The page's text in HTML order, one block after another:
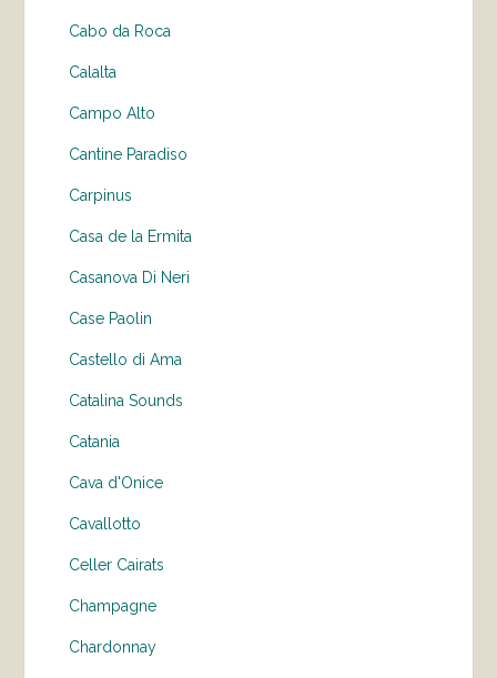
Cabo da Roca
Calalta
Campo Alto
Cantine Paradiso
Carpinus
Casa de la Ermita
Casanova Di Neri
Case Paolin
Castello di Ama
Catalina Sounds
Catania
Cava d'Onice
Cavallotto
Celler Cairats
Champagne
Chardonnay